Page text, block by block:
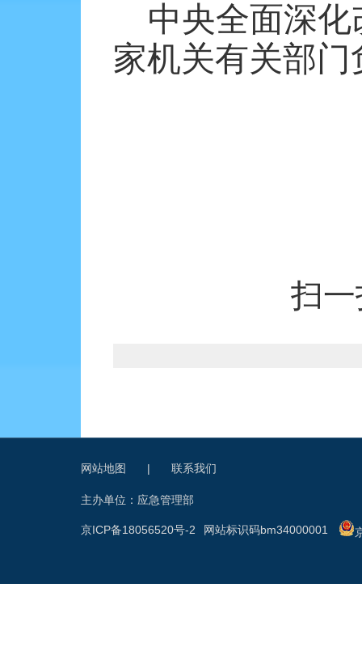
中央全面深
家机关有关部
扫
网站地图 | 联系我们
主办单位：应急管理部
网站标识码bm34000001
京ICP备18056520号-2